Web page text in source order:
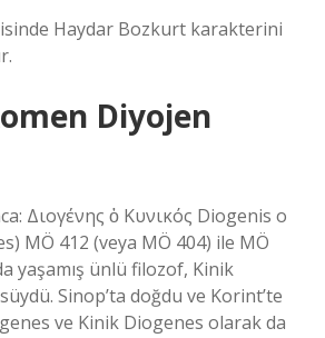
Haydar Bozkurt karakterini
Diyojen
Διογένης ὁ Κυνικός Diogenis o
MÖ 412 (veya MÖ 404) ile MÖ
yaşamış ünlü filozof, Kinik
Sinop’ta doğdu ve Korint’te
ve Kinik Diogenes olarak da